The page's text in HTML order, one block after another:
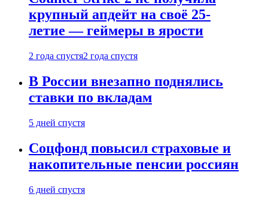
крупный апдейт на своё 25-
летие — геймеры в ярости
2 года спустя2 года спустя
В России внезапно поднялись
ставки по вкладам
5 дней спустя
Соцфонд повысил страховые и
накопительные пенсии россиян
6 дней спустя